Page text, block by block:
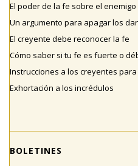
El poder de la fe sobre el enemigo
Un argumento para apagar los
El creyente debe reconocer la fe
Cómo saber si tu fe es fuerte o
Instrucciones a los creyentes
Exhortación a los incrédulos
BOLETINES